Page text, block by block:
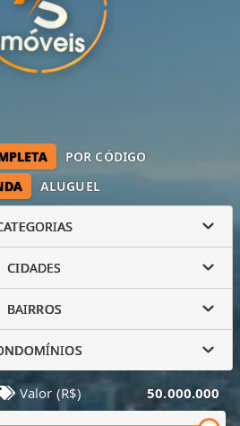
ALUGUEL
POR CÓDIGO
CIDADES
BAIRROS
Valor (R$) 50.000.000